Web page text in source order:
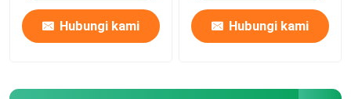
Hubungi kami Hubungi kami